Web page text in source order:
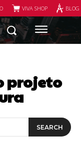
VIVA SHOP
projeto
SEARCH